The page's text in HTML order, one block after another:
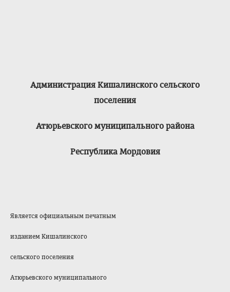
Администрация Кишалинского сельского
поселения
Атюрьевского муниципального района
Республика Мордовия
Является официальным печатным
изданием Кишалинского
сельского поселения
Атюрьевского муниципального